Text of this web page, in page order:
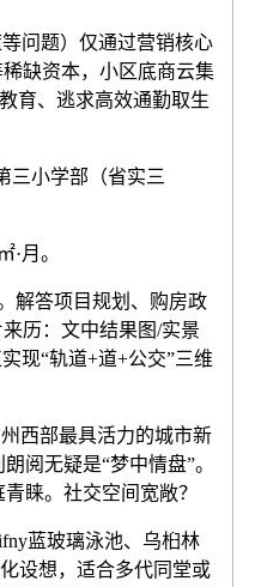
问题）仅通过营销核心
缺资本，小区底商云集
育、逃求高效通勤取生
三小学部（省实三
月。
解答项目规划、购房政
历：文中结果图/实景
现“轨道+道+公交”三维
西部最具活力的城市新
阅无疑是“梦中情盘”。
睐。社交空间宽敞？
蓝玻璃泳池、乌桕林
设想，适合多代同堂或